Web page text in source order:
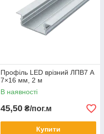
Профіль LED врізний ЛПВ7 А
7×16 мм, 2 м
В наявності
45,50 ₴/пог.м
Купити